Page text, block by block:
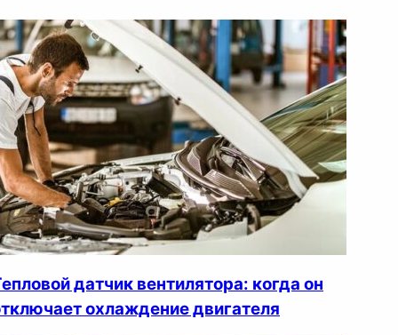
датчик вентилятора: когда он
охлаждение двигателя